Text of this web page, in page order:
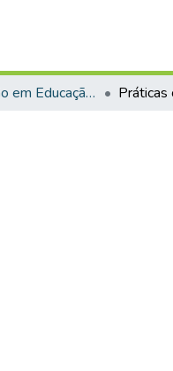
Especialização em Educação do Campo e Ciências da Natureza